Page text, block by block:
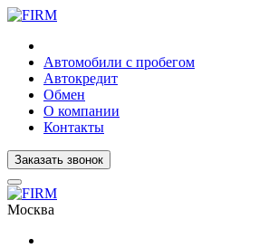
Автомобили с пробегом
Автокредит
Обмен
О компании
Контакты
Заказать звонок
Москва